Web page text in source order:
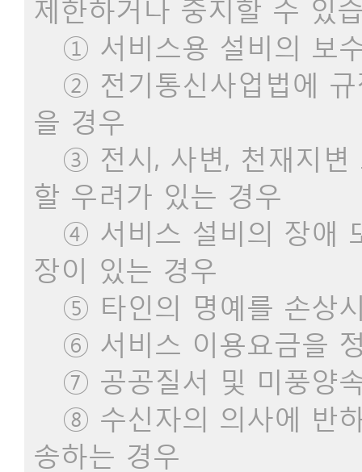
① 서비스용 설비의 보
② 전기통신사업법에 규
을 경우
③ 전시, 사변, 천재지변
할 우려가 있는 경우
④ 서비스 설비의 장애
장이 있는 경우
⑤ 타인의 명예를 손상
⑥ 서비스 이용요금을
⑦ 공공질서 및 미풍양
⑧ 수신자의 의사에 반
송하는 경우